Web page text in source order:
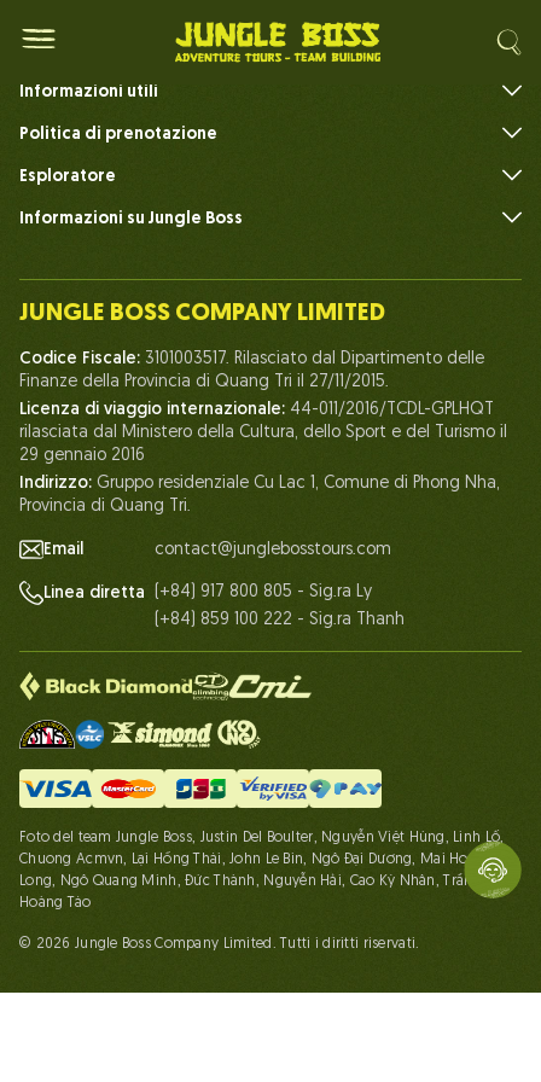
Tour Avventura
Informazioni utili
Politica di prenotazione
Esploratore
Informazioni su Jungle Boss
Il nostro team
Vita a Jungle Boss
I nostri certificati
Partenariato
Contattaci
JUNGLE BOSS COMPANY LIMITED
Codice Fiscale: 3101003517. Rilasciato dal Dipartimento delle
Finanze della Provincia di Quang Tri il 27/11/2015.
Licenza di viaggio internazionale: 44-011/2016/TCDL-GPLHQT
rilasciata dal Ministero della Cultura, dello Sport e del Turismo il
29 gennaio 2016
Indirizzo: Gruppo residenziale Cu Lac 1, Comune di Phong Nha,
Provincia di Quang Tri.
Email contact@junglebosstours.com
Linea diretta
(+84) 917 800 805 - Sig.ra Ly
(+84) 859 100 222 - Sig.ra Thanh
Foto del team Jungle Boss, Justin Del Boulter, Nguyễn Việt Hùng, Linh Lố,
Chuong Acmvn, Lại Hồng Thái, John Le Bin, Ngô Đại Dương, Mai Hoàng
Long, Ngô Quang Minh, Đức Thành, Nguyễn Hải, Cao Kỳ Nhân, Trần Linh,
Hoàng Táo
© 2026 Jungle Boss Company Limited. Tutti i diritti riservati.